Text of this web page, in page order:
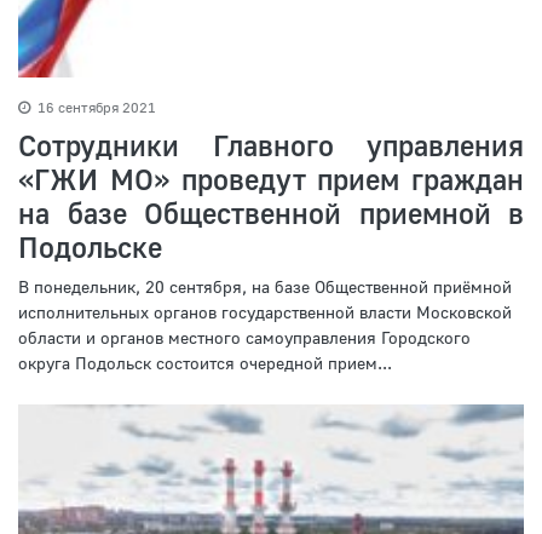
16 сентября 2021
Сотрудники Главного управления
«ГЖИ МО» проведут прием граждан
на базе Общественной приемной в
Подольске
В понедельник, 20 сентября, на базе Общественной приёмной
исполнительных органов государственной власти Московской
области и органов местного самоуправления Городского
округа Подольск состоится очередной прием...